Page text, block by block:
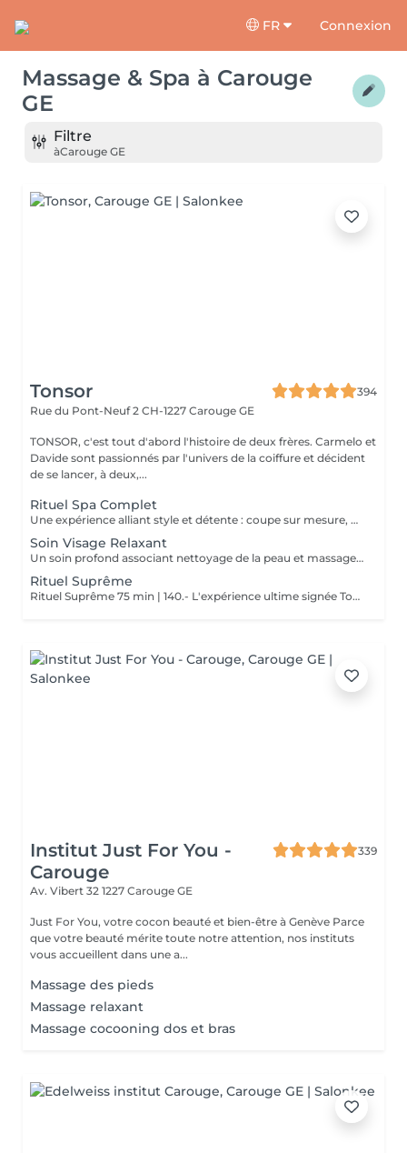
FR Connexion
Massage & Spa à Carouge
GE
Filtre
àCarouge GE
Tonsor
394
Rue du Pont-Neuf 2 CH-1227 Carouge GE
TONSOR, c'est tout d'abord l'histoire de deux frères. Carmelo et
Davide sont passionnés par l'univers de la coiffure et décident
de se lancer, à deux,...
Rituel Spa Complet
Une expérience alliant style et détente : coupe sur mesure, entretien de la barbe et soin du visage pour purifier et revitaliser la peau. Le soin est optimisé grâce à l'utilisation du vapozone (machine à vapeur), permettant d'ouvrir les pores et de préparer la peau en profondeur. Le tout accompagné de lotions adaptées et de massages relaxants du cuir chevelu et du visage. Un moment complet pour se sentir net, détendu et parfaitement soigné.
Soin Visage Relaxant
Un soin profond associant nettoyage de la peau et massage lymphatique pour relancer la circulation et éliminer les tensions. Les traits sont détendus, le visage paraît plus frais, plus léger et visiblement revitalisé. Un moment de relaxation ciblé, idéal pour retrouver éclat et netteté.
Rituel Suprême
Rituel Suprême 75 min | 140.- L'expérience ultime signée Tonsor. Coupe sur mesure et barbe parfaitement définie, sublimées par des serviettes chaudes, des soins et crèmes adaptés. Un massage lymphatique du visage vient relancer l'éclat et détendre les traits. Le rituel se prolonge par un massage profond du cuir chevelu, pour un relâchement total. Un moment d'exception, où chaque détail est pensé pour allier précision, luxe et bien-être absolu.
Institut Just For You -
Carouge
339
Av. Vibert 32 1227 Carouge GE
Just For You, votre cocon beauté et bien-être à Genève Parce
que votre beauté mérite toute notre attention, nos instituts
vous accueillent dans une a...
Massage des pieds
Massage relaxant
Massage cocooning dos et bras